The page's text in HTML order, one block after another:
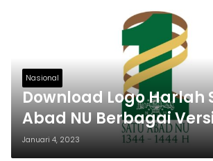
Nasional
Download Logo Harlah
Abad NU Berbagai
PNG, JPG, Ilustrator)
Januari 4, 2023